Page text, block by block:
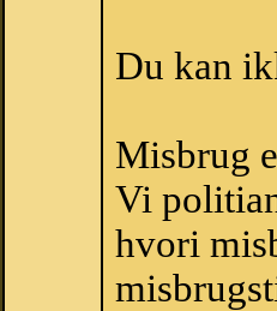
Du kan
Misbrug
Vi
hvori